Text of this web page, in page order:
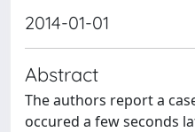
2014-01-01
Abstract
The authors report a
occured a few seconds